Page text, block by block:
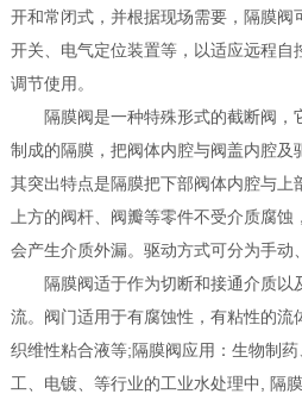
开和常闭式，并根据现场需要，隔膜阀
开关、电气定位装置等，以适应远程自
调节使用。
隔膜阀是一种特殊形式的截断阀，
制成的隔膜，把阀体内腔与阀盖内腔及
其突出特点是隔膜把下部阀体内腔与上
上方的阀杆、阀瓣等零件不受介质腐
会产生介质外漏。驱动方式可分为手动
隔膜阀适于作为切断和接通介质以
流。阀门适用于有腐蚀性，有粘性的流
织维性粘合液等;隔膜阀应用：生物制
工、电镀、等行业的工业水处理中, 隔